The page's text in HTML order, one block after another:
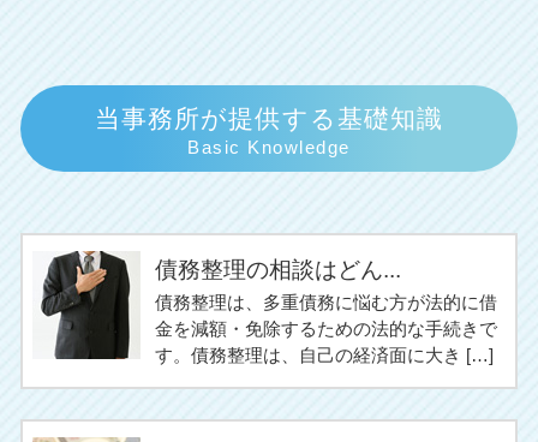
当事務所が提供する基礎知識
Basic Knowledge
債務整理の相談はどん...
債務整理は、多重債務に悩む方が法的に借
金を減額・免除するための法的な手続きで
す。債務整理は、自己の経済面に大き […]